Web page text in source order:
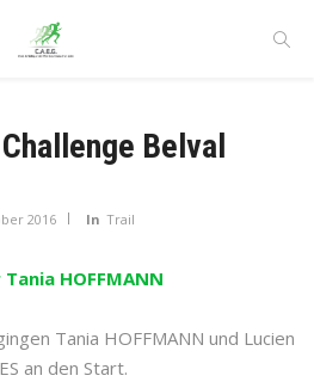
Belval
2016 In Trail
HOFFMANN
Tania HOFFMANN und Lucien
an den Start.